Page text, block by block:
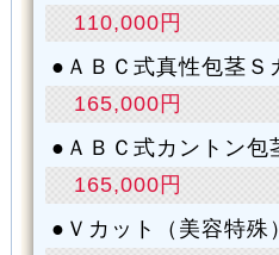
110,000円
ＡＢＣ式真性包茎Ｓ
165,000円
ＡＢＣ式カントン包
165,000円
Ｖカット（美容特殊）